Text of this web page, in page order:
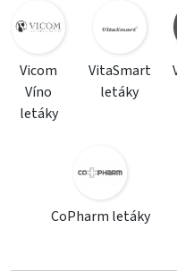
Vicom
Víno
letáky
VitaSmart
letáky
CoPharm letáky